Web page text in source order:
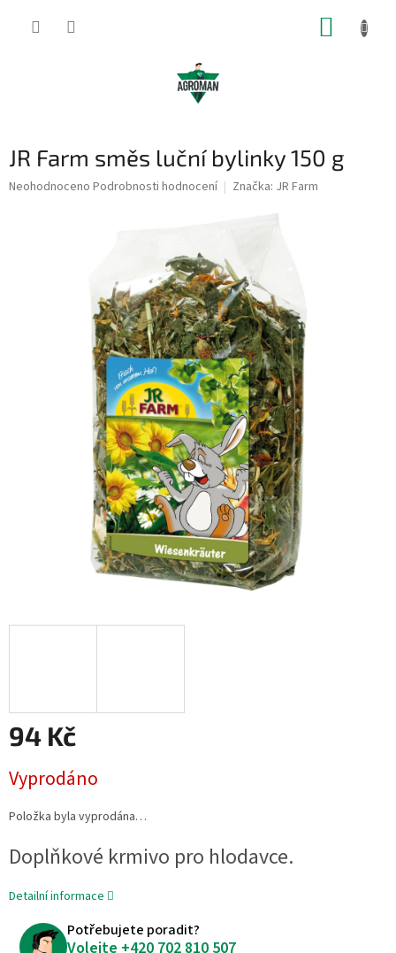
JR Farm směs luční bylinky 150 g
Průměrné
Neohodnoceno Podrobnosti hodnocení Značka: JR Farm
94 Kč
cena:
Vyprodáno
Položka byla vyprodána…
Doplňkové krmivo pro hlodavce.
Detailní informace
Potřebujete poradit?
Volejte +420 702 810 507